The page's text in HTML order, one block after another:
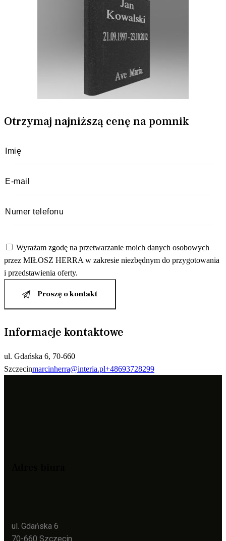
Otrzymaj najniższą cenę na pomnik
Wyrażam zgodę na przetwarzanie moich danych osobowych
przez MIŁOSZ HERRA w zakresie niezbędnym do przygotowania
i przedstawienia oferty.
Informacje kontaktowe
ul. Gdańska 6, 70-660
Szczecinmarcinherra@interia.pl+48693728299
ul. Gdańska 6
70-660 Szczecin